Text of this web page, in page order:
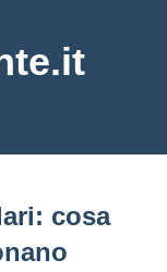
cosa